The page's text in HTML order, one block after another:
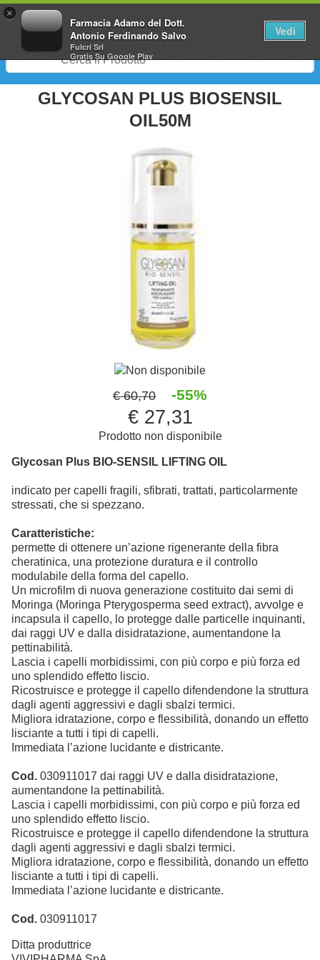
×
Farmacia Adamo del Dott.
Antonio Ferdinando Salvo
Fulcri Srl
GratisSu Google Play
Vedi
0
GLYCOSAN PLUS BIOSENSIL
OIL50M
Non disponibile
€ 60,70 -55%
€ 27,31
Prodotto non disponibile
Glycosan Plus BIO-SENSIL LIFTING OIL
indicato per capelli fragili, sfibrati, trattati, particolarmente
stressati, che si spezzano.
Caratteristiche:
permette di ottenere un’azione rigenerante della fibra
cheratinica, una protezione duratura e il controllo
modulabile della forma del capello.
Un microfilm di nuova generazione costituito dai semi di
Moringa (Moringa Pterygosperma seed extract), avvolge e
incapsula il capello, lo protegge dalle particelle inquinanti,
dai raggi UV e dalla disidratazione, aumentandone la
pettinabilità.
Lascia i capelli morbidissimi, con più corpo e più forza ed
uno splendido effetto liscio.
Ricostruisce e protegge il capello difendendone la struttura
dagli agenti aggressivi e dagli sbalzi termici.
Migliora idratazione, corpo e flessibilità, donando un effetto
lisciante a tutti i tipi di capelli.
Immediata l’azione lucidante e districante.
Cod. 030911017 dai raggi UV e dalla disidratazione,
aumentandone la pettinabilità.
Lascia i capelli morbidissimi, con più corpo e più forza ed
uno splendido effetto liscio.
Ricostruisce e protegge il capello difendendone la struttura
dagli agenti aggressivi e dagli sbalzi termici.
Migliora idratazione, corpo e flessibilità, donando un effetto
lisciante a tutti i tipi di capelli.
Immediata l’azione lucidante e districante.
Cod. 030911017
Ditta produttrice